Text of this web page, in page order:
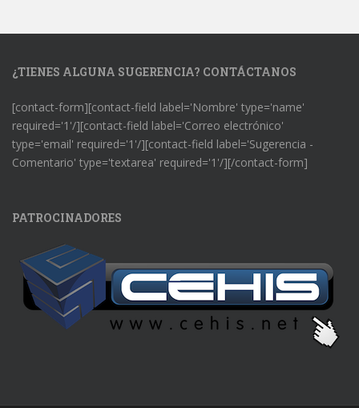
¿TIENES ALGUNA SUGERENCIA? CONTÁCTANOS
[contact-form][contact-field label='Nombre' type='name'
required='1'/][contact-field label='Correo electrónico'
type='email' required='1'/][contact-field label='Sugerencia -
Comentario' type='textarea' required='1'/][/contact-form]
PATROCINADORES